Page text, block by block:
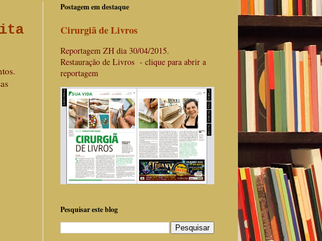
Postagem em destaque
Cirurgiã de Livros
Reportagem ZH dia 30/04/2015.
Restauração de Livros - clique para abrir a
reportagem
Pesquisar este blog